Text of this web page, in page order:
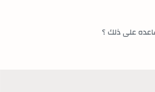
على ذلك ؟